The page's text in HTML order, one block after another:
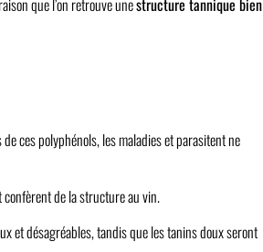
que l’on retrouve unestructure tannique bien
ces polyphénols, les maladies et parasitent ne
de la structure au vin.
et désagréables, tandis que les tanins doux seront